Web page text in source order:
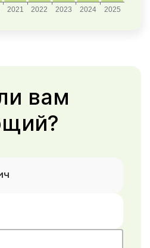
вам